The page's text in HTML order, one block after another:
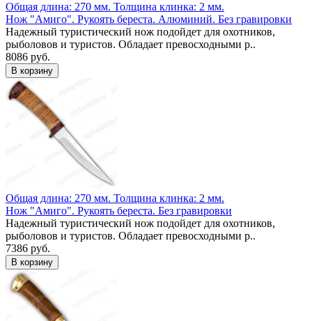
Общая длина: 270 мм. Толщина клинка: 2 мм.
Нож "Амиго". Рукоять береста. Алюминий. Без гравировки
Надежный туристический нож подойдет для охотников,
рыболовов и туристов. Обладает превосходными р..
8086 руб.
Общая длина: 270 мм. Толщина клинка: 2 мм.
Нож "Амиго". Рукоять береста. Без гравировки
Надежный туристический нож подойдет для охотников,
рыболовов и туристов. Обладает превосходными р..
7386 руб.